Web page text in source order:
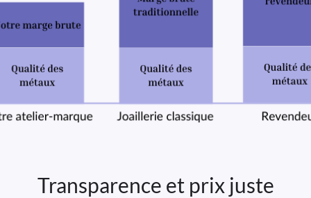
Transparence et prix juste